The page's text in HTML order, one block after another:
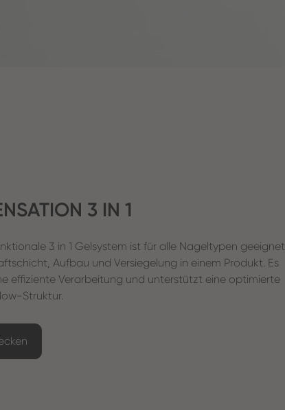
3 IN 1
3 in 1 Gelsystem ist für alle Nageltypen geeignet
Aufbau und Versiegelung in einem Produkt. Es
effiziente Verarbeitung und unterstützt eine optimierte
Struktur.